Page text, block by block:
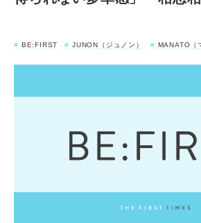
BE:FIRST JUNON（ジュノン） MANATO（